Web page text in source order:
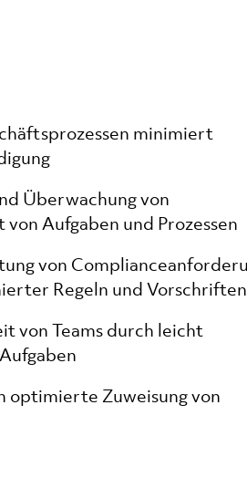
minimiert
Überwachung von
Aufgaben und Prozessen
von
Regeln und Vorschriften
von Teams durch leicht
optimierte Zuweisung von